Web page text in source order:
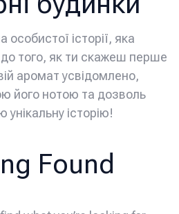
історії, яка
того, як ти скажеш перше
аромат усвідомлено,
його нотою та дозволь
історію!
Found